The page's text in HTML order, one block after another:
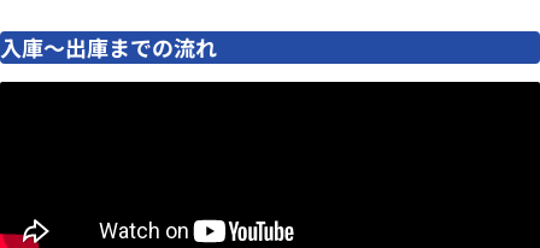
入庫～出庫までの流れ